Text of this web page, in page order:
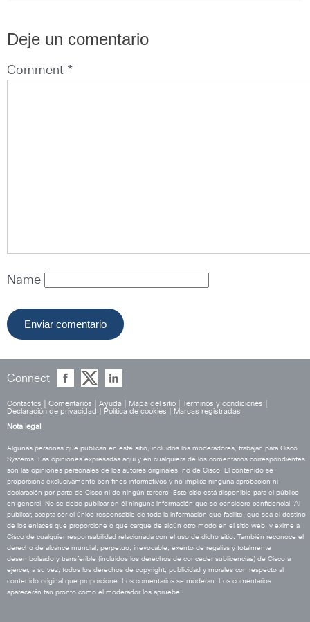
Deje un comentario
Comment *
Name
Connect
Contactos Comentarios Ayuda Mapa del sitio Términos y condiciones
Declaración de privacidad
Política de cookies
Marcas registradas
Nota legal
Algunas personas que publican en este sitio, incluidos los moderadores, trabajan para Cisco
Systems. Las opiniones expresadas aquí y en cualquiera de los comentarios correspondientes
son las opiniones personales de los autores originales, no de Cisco. El contenido se
proporciona exclusivamente con fines informativos y no implica ninguna aprobación ni
declaración por parte de Cisco ni de ningún tercero. Este sitio está disponible para el público
en general. No se debe publicar en él ninguna información que se considere confidencial. Al
publicar, acepta ser el único responsable de toda la información que facilite, que sea el destino
de los enlaces que proporcione o que cargue de algún otro modo en el sitio web, y exime a
Cisco de cualquier responsabilidad relacionada con el uso de dicho sitio. También reconoce el
derecho de alcance mundial, perpetuo, irrevocable, exento de regalías y totalmente
desembolsado y transferible (incluidos los derechos de conceder sublicencias) de Cisco a
ejercer, a su vez, todos los derechos de copyright, publicidad y morales con respecto al
contenido original que proporcione. Los comentarios se moderan. Los comentarios
aparecerán tan pronto como el moderador los apruebe.